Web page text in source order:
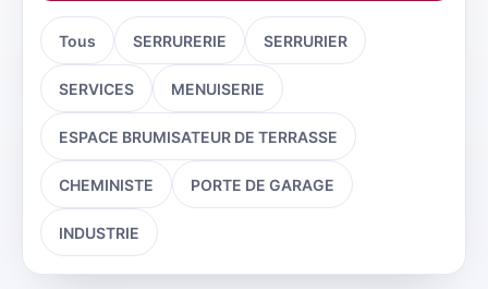
Tous SERRURERIE SERRURIER
SERVICES MENUISERIE
ESPACE BRUMISATEUR DE TERRASSE
CHEMINISTE PORTE DE GARAGE
INDUSTRIE